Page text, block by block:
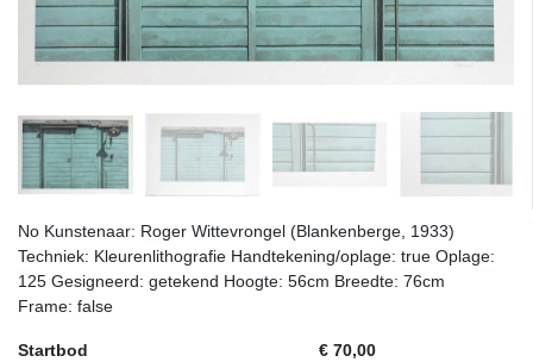
No Kunstenaar: Roger Wittevrongel (Blankenberge, 1933)
Techniek: Kleurenlithografie Handtekening/oplage: true Oplage:
125 Gesigneerd: getekend Hoogte: 56cm Breedte: 76cm
Frame: false
Startbod
€ 70,00